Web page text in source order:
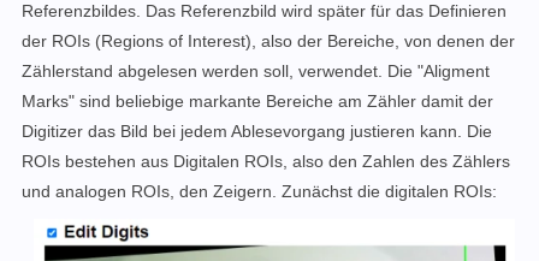
Referenzbildes. Das Referenzbild wird später für das Definieren
der ROIs (Regions of Interest), also der Bereiche, von denen der
Zählerstand abgelesen werden soll, verwendet. Die "Aligment
Marks" sind beliebige markante Bereiche am Zähler damit der
Digitizer das Bild bei jedem Ablesevorgang justieren kann. Die
ROIs bestehen aus Digitalen ROIs, also den Zahlen des Zählers
und analogen ROIs, den Zeigern. Zunächst die digitalen ROIs: